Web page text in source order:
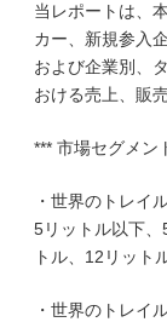
当レポートは、
カー、新規参入
および企業別、
おける売上、販
*** 市場セグメン
・世界のトレイ
5リットル以下
トル、12リット
・世界のトレイ